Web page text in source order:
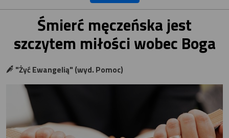
Śmierć męczeńska jest
szczytem miłości wobec Boga
"Żyć Ewangelią" (wyd. Pomoc)